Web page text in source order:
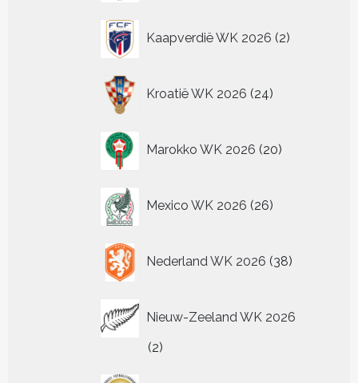
Kaapverdië WK 2026 2
producten
Kroatië WK 2026 24
producten
Marokko WK 2026 20
producten
Mexico WK 2026 26
producten
Nederland WK 2026 38
producten
Nieuw-Zeeland WK 2026
22